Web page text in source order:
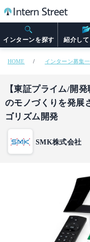
インターンを探す 紹介して
HOME インターン募集
【東証プライム/開
のモノづくりを発展
ゴリズム開発
SMK株式会社